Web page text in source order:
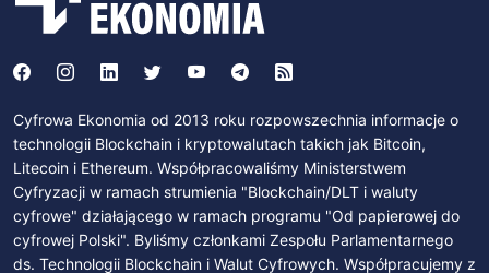
Cyfrowa Ekonomia od 2013 roku rozpowszechnia informacje o
technologii Blockchain i kryptowalutach takich jak Bitcoin,
Litecoin i Ethereum. Współpracowaliśmy Ministerstwem
Cyfryzacji w ramach strumienia "Blockchain/DLT i waluty
cyfrowe" działającego w ramach programu "Od papierowej do
cyfrowej Polski". Byliśmy członkami Zespołu Parlamentarnego
ds. Technologii Blockchain i Walut Cyfrowych. Współpracujemy z